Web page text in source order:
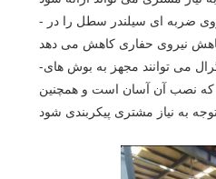
- طراحی بافر ثبت شده ، نیروی ضربه ای سیلندر سطل را در
-گوشواره های کشنده انتگرال می توانند مجهز به بوش های
که نصب آن آسان است و همچنین